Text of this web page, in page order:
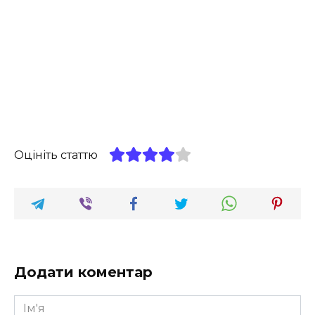
Оцініть статтю
Додати коментар
Ім'я